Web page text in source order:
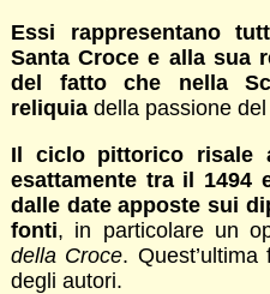
Essi rappresentano
Santa Croce e alla sua
del fatto che nella
reliquiadella passione del
Il ciclo pittorico risale
esattamente tra il 1494
dalle date apposte sui
fonti, in particolare un
della Croce.
degli autori.